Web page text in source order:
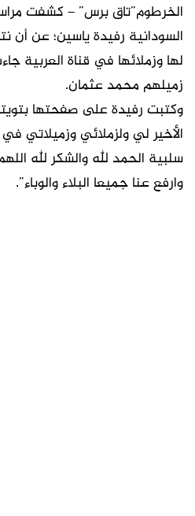
الخرطوم”تاق برس” – كشفت
السودانية رفيدة ياسين؛ عن أن
لها وزملائها في قناة العربية
زميلهم محمد عثمان.
وكتبت رفيدة على صفحتها
الأخير لي ولزملائي وزميلاتي
سلبية الحمد لله والشكر لله
وارفع عنا جميعا البلاء والوباء”.